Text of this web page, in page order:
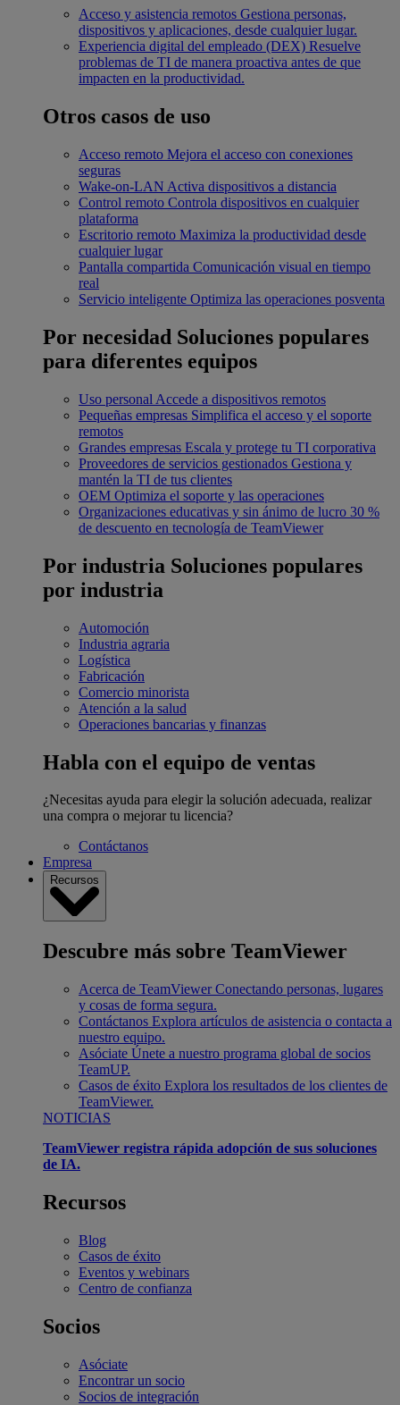
Acceso y asistencia remotos Gestiona personas,
dispositivos y aplicaciones, desde cualquier lugar.
Experiencia digital del empleado (DEX) Resuelve
problemas de TI de manera proactiva antes de que
impacten en la productividad.
Otros casos de uso
Acceso remoto Mejora el acceso con conexiones
seguras
Wake-on-LAN Activa dispositivos a distancia
Control remoto Controla dispositivos en cualquier
plataforma
Escritorio remoto Maximiza la productividad desde
cualquier lugar
Pantalla compartida Comunicación visual en tiempo
real
Servicio inteligente Optimiza las operaciones posventa
Por necesidad Soluciones populares
para diferentes equipos
Uso personal Accede a dispositivos remotos
Pequeñas empresas Simplifica el acceso y el soporte
remotos
Grandes empresas Escala y protege tu TI corporativa
Proveedores de servicios gestionados Gestiona y
mantén la TI de tus clientes
OEM Optimiza el soporte y las operaciones
Organizaciones educativas y sin ánimo de lucro 30 %
de descuento en tecnología de TeamViewer
Por industria Soluciones populares
por industria
Automoción
Industria agraria
Logística
Fabricación
Comercio minorista
Atención a la salud
Operaciones bancarias y finanzas
Habla con el equipo de ventas
¿Necesitas ayuda para elegir la solución adecuada, realizar
una compra o mejorar tu licencia?
Contáctanos
Empresa
Recursos
Descubre más sobre TeamViewer
Acerca de TeamViewer Conectando personas, lugares
y cosas de forma segura.
Contáctanos Explora artículos de asistencia o contacta a
nuestro equipo.
Asóciate Únete a nuestro programa global de socios
TeamUP.
Casos de éxito Explora los resultados de los clientes de
TeamViewer.
NOTICIAS
TeamViewer registra rápida adopción de sus soluciones
de IA.
Recursos
Blog
Casos de éxito
Eventos y webinars
Centro de confianza
Socios
Asóciate
Encontrar un socio
Socios de integración